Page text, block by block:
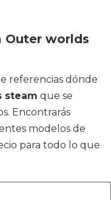
Outer worlds
referencias dónde
steam que se
Encontrarás
modelos de
para todo lo que